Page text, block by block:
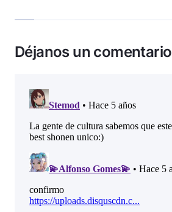
Déjanos un comentario